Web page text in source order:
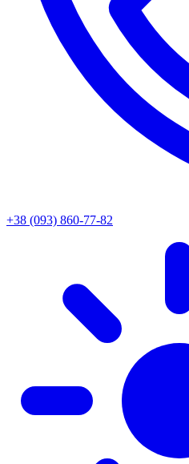
+38 (093) 860-77-82